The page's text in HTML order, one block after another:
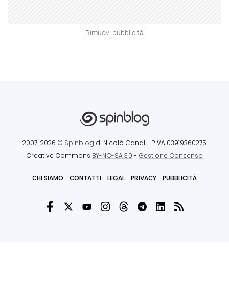
Rimuovi pubblicità
2007-2026 © Spinblog di Nicolò Canal - P.IVA 03919360275
Creative Commons BY-NC-SA 3.0- Gestione Consenso
CHI SIAMO CONTATTI LEGAL PRIVACY PUBBLICITÀ